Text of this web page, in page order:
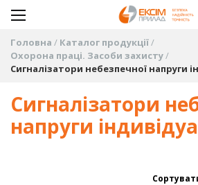
Головна
Каталог продукції
Охорона праці. Засоби захисту
Сигналізатори небезпечної напруги
Сигналізатори
напруги